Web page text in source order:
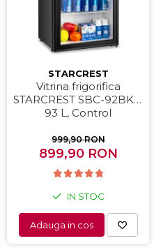
STARCREST
Vitrina frigorifica
STARCREST SBC-92BKE,
93 L, Control
H 83.2 cm, Negru
999,90 RON
899,90 RON
IN STOC
Adauga in cos